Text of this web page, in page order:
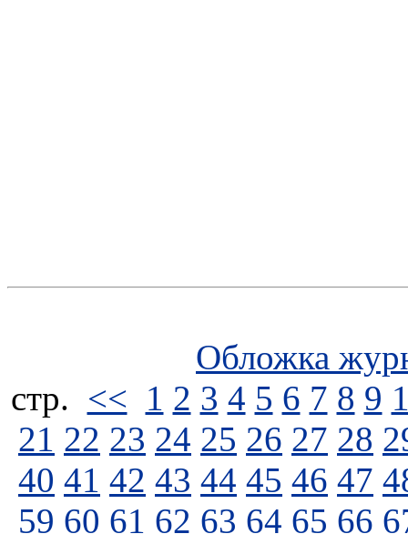
Обложка
стp. << 1 2 3 4 5 6 7 8 9
21 22 23 24 25 26 27 28
40 41 42 43 44 45 46 47
59 60 61 62 63 64 65 66